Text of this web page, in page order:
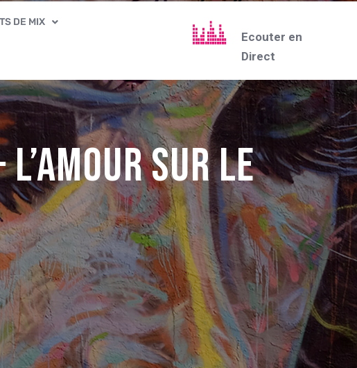
DE MIX
Ecouter en
Direct
L’Amour sur le